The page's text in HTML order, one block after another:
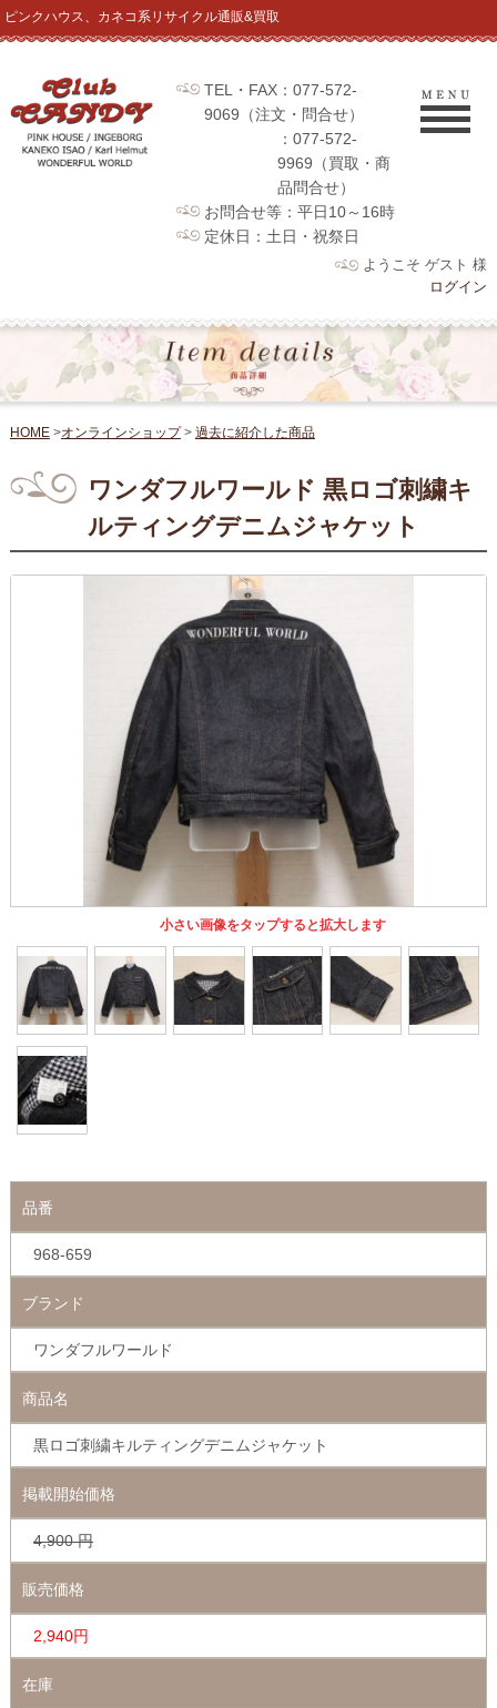
ピンクハウス、カネコ系リサイクル通販&買取
TEL・FAX：077-572-
9069（注文・問合せ）
：077-572-
9969（買取・商
品問合せ）
お問合せ等：平日10～16時
定休日：土日・祝祭日
ようこそ ゲスト 様
ログイン
HOME>オンラインショップ> 過去に紹介した商品
ワンダフルワールド 黒ロゴ刺繍キ
ルティングデニムジャケット
小さい画像をタップすると拡大します
品番
968-659
ブランド
ワンダフルワールド
商品名
黒ロゴ刺繍キルティングデニムジャケット
掲載開始価格
4,900 円
販売価格
2,940円
在庫